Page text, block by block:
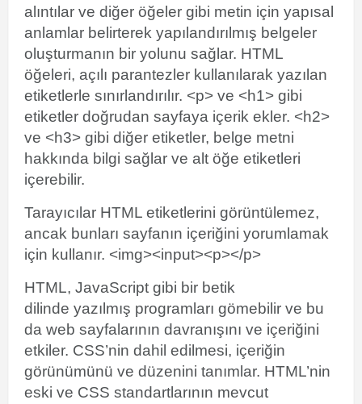
alıntılar ve diğer öğeler gibi metin için yapısal
anlamlar belirterek yapılandırılmış belgeler
oluşturmanın bir yolunu sağlar. HTML
öğeleri, açılı parantezler kullanılarak yazılan
etiketlerle sınırlandırılır. <p> ve <h1> gibi
etiketler doğrudan sayfaya içerik ekler. <h2>
ve <h3> gibi diğer etiketler, belge metni
hakkında bilgi sağlar ve alt öğe etiketleri
içerebilir.
Tarayıcılar HTML etiketlerini görüntülemez,
ancak bunları sayfanın içeriğini yorumlamak
için kullanır. <img><input><p></p>
HTML, JavaScript gibi bir betik
dilinde yazılmış programları gömebilir ve bu
da web sayfalarının davranışını ve içeriğini
etkiler. CSS’nin dahil edilmesi, içeriğin
görünümünü ve düzenini tanımlar. HTML’nin
eski ve CSS standartlarının mevcut